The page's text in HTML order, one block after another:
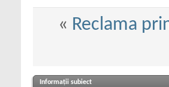
« Reclama
Informații subiect